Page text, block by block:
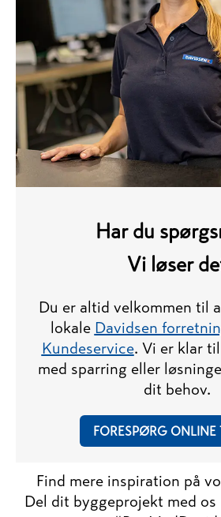
Har du
​​​​​​​Vi løser
Du er altid velkommen til
lokale Davidsen
Kundeservice. Vi er klar
med sparring eller
dit behov.
FORESPØRG ONLINE
Find mere inspiration på
Del dit byggeprojekt med os